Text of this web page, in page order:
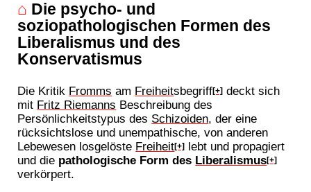
⌂ Die psycho- und
soziopathologischen Formen des
Liberalismus und des
Konservatismus
Die Kritik Fromms am Freiheitsbegriff[+] deckt sich
mit Fritz Riemanns Beschreibung des
Persönlichkeitstypus des Schizoiden, der eine
rücksichtslose und unempathische, von anderen
Lebewesen losgelöste Freiheit[+] lebt und propagiert
und die pathologische Form des Liberalismus[+]
verkörpert.